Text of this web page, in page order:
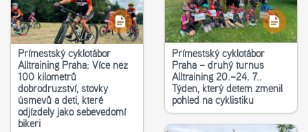
Příměstský cyklotábor
Alltraining Praha: Více než
100 kilometrů
dobrodružství, stovky
úsměvů a děti, které
odjížděly jako sebevědomí
bikeři
Příměstský cyklotábor
Praha – druhý turnus
Alltraining 20.–24. 7..
Týden, který dětem změnil
pohled na cyklistiku